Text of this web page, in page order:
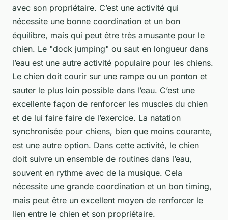
avec son propriétaire. C’est une activité qui
nécessite une bonne coordination et un bon
équilibre, mais qui peut être très amusante pour le
chien. Le "dock jumping" ou saut en longueur dans
l’eau est une autre activité populaire pour les chiens.
Le chien doit courir sur une rampe ou un ponton et
sauter le plus loin possible dans l’eau. C’est une
excellente façon de renforcer les muscles du chien
et de lui faire faire de l’exercice. La natation
synchronisée pour chiens, bien que moins courante,
est une autre option. Dans cette activité, le chien
doit suivre un ensemble de routines dans l’eau,
souvent en rythme avec de la musique. Cela
nécessite une grande coordination et un bon timing,
mais peut être un excellent moyen de renforcer le
lien entre le chien et son propriétaire.